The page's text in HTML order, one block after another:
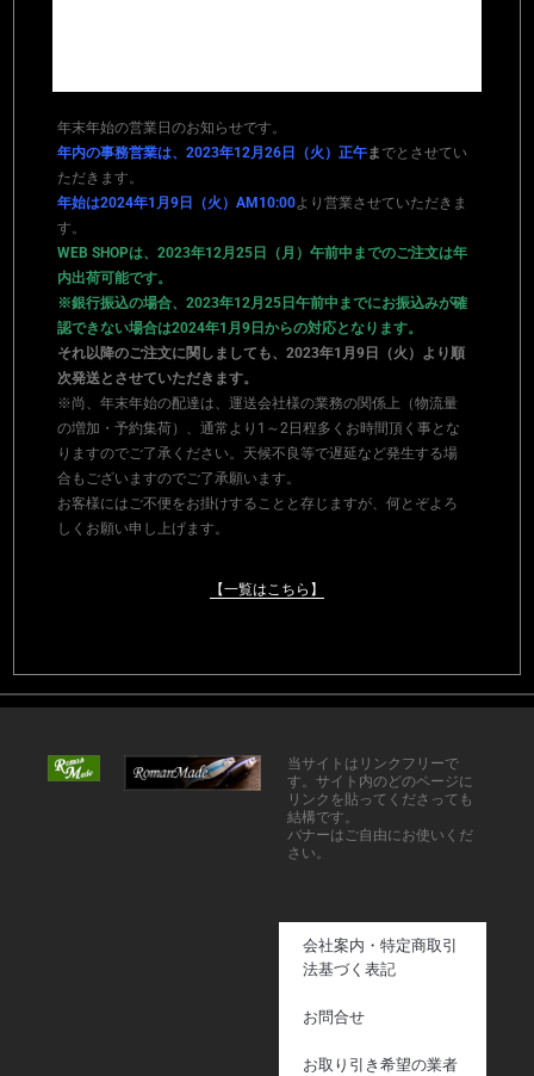
年末年始の営業日のお知らせです。
年内の事務営業は、2023年12月26日（火）正午ま でとさせてい
ただきます。
年始は2024年1月9日（火）AM10:00より営業させていただきま
す。
WEB SHOPは、2023年12月25日（月）午前中までのご注文は年
内出荷可能です。
※銀行振込の場合、2023年12月25日午前中までにお振込みが確
認できない場合は2024年1月9日からの対応となります。
それ以降のご注文に関しましても、2023年1月9日（火）より順
次発送とさせていただきます。
※尚、年末年始の配達は、運送会社様の業務の関係上（物流量
の増加・予約集荷）、通常より1～2日程多くお時間頂く事とな
りますのでご了承ください。天候不良等で遅延など発生する場
合もございますのでご了承願います。
お客様にはご不便をお掛けすることと存じますが、何とぞよろ
しくお願い申し上げます。
【一覧はこちら】
当サイトはリンクフリーで
す。サイト内のどのページに
リンクを貼ってくださっても
結構です。
バナーはご自由にお使いくだ
さい。
会社案内・特定商取引
法基づく表記
お問合せ
お取り引き希望の業者